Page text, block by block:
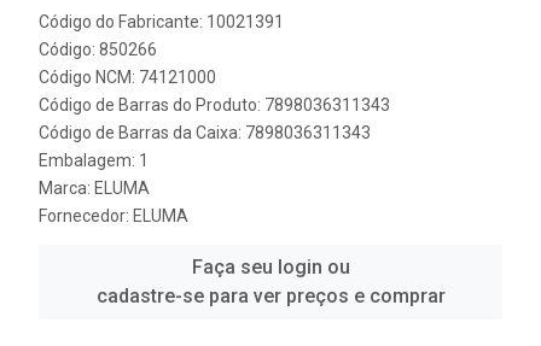
Código do Fabricante: 10021391
Código: 850266
Código NCM: 74121000
Código de Barras do Produto: 7898036311343
Código de Barras da Caixa: 7898036311343
Embalagem: 1
Marca: ELUMA
Fornecedor: ELUMA
Faça seu login ou
cadastre-se para ver preços e comprar